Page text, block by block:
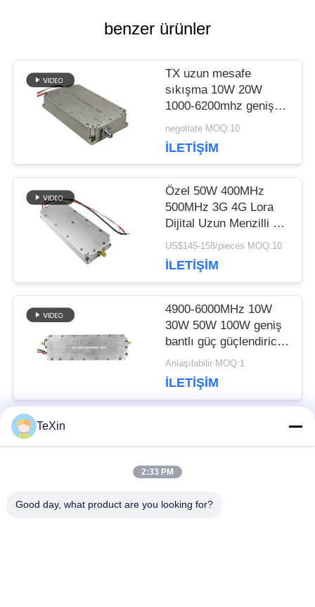
SITE
HARITASI
PRIVACY
POLICY
benzer ürünler
TX uzun mesafe
sıkışma 10W 20W
1000-6200mhz geniş
bant drone karşıtı güç
amplifikatör modülü
(hükümet için)
negotiate MOQ:10
İLETIŞIM
Özel 50W 400MHz
500MHz 3G 4G Lora
Dijital Uzun Menzilli RF
amplifikatörü anti drone
modülü Saklayıcı
sistemi
US$145-158/pieces MOQ:10
İLETIŞIM
4900-6000MHz 10W
30W 50W 100W geniş
bantlı güç güçlendirici
RF modülü
Anlaşılabilir MOQ:1
İLETIŞIM
Popüler Kategoriler Tüm
Sinyal karıştırıcı
Drone sakatlama
TeXin
2:33 PM
Good day, what product are you looking for?